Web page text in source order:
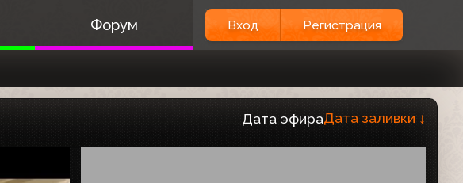
Форум Вход Регистрация
Дата эфираДата заливки ↓